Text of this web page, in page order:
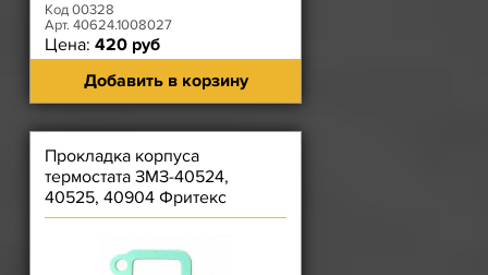
Код 00328
Арт. 40624.1008027
Цена: 420 руб
Добавить в корзину
Прокладка корпуса
термостата ЗМЗ-40524,
40525, 40904 Фритекс
(зелёная)/Рязань (серая)